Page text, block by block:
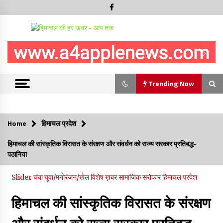
Trending Now
हमीरपुर के बड़सर में मनाया जाएगा राज्यस्तरीय स्वतंत्रता दिवस समारोह, CM
सुक्खू करेंगे ध्वजारोहण
07/08/2026
Home हिमाचल प्रदेश
हिमाचल की सांस्कृतिक विरासत के संरक्षण और संवर्धन को राज्य सरकार प्रतिबद्ध-
पठानिया
Sliderचंबायुवा/मनोरंजन/खेलविशेष ख़बरसामाजिक सरोकारहिमाचल प्रदेश
हिमाचल की सांस्कृतिक विरासत के संरक्षण